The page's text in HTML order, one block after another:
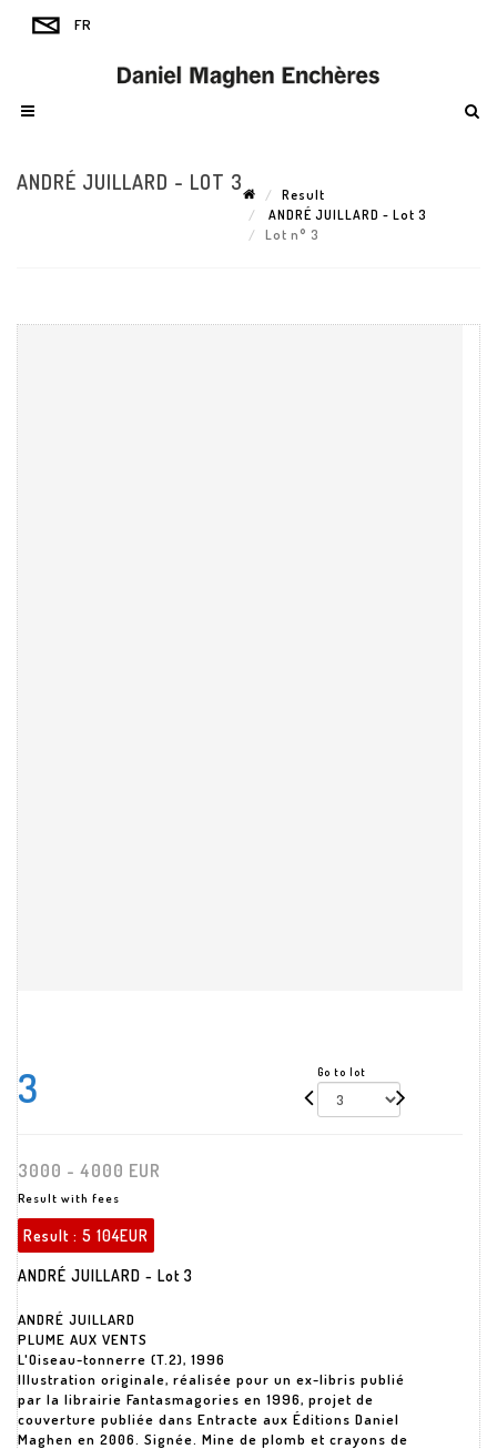
ANDRÉ JUILLARD - LOT 3
Result
ANDRÉ JUILLARD - Lot 3
Lot n° 3
3 Go to lot
3000 - 4000 EUR
Result with fees
Result : 5 104EUR
ANDRÉ JUILLARD - Lot 3
ANDRÉ JUILLARD
PLUME AUX VENTS
L'Oiseau-tonnerre (T.2), 1996
Illustration originale, réalisée pour un ex-libris publié
par la librairie Fantasmagories en 1996, projet de
couverture publiée dans Entracte aux Éditions Daniel
Maghen en 2006. Signée. Mine de plomb et crayons de